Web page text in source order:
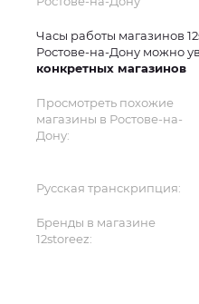
Часы работы магазинов
Ростове-на-Дону можно
конкретных магазинов
Просмотреть похожие
магазины в Ростове-на-
Дону:
Русская транскрипция:
Бренды в магазине
12storeez: